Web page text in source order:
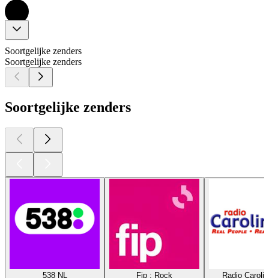
Soortgelijke zenders
Soortgelijke zenders
Soortgelijke zenders
538 NL
Fip : Rock
Radio